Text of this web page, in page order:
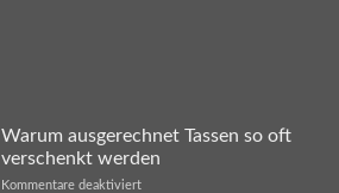
Warum ausgerechnet Tassen so oft
verschenkt werden
Kommentare deaktiviertfür